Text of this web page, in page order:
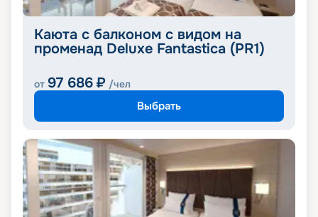
Каюта с балконом с видом на
променад Deluxe Fantastica (PR1)
от 97 686 ₽ /чел
Выбрать